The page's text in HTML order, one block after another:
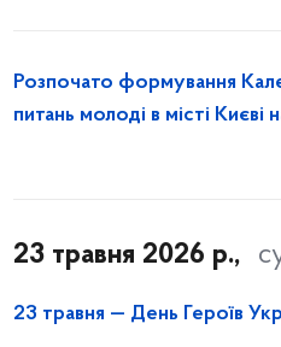
Розпочато формування
питань молоді в місті Києві
23 травня 2026 р.,
23 травня — День Героїв